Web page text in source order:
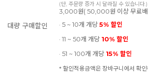
(단, 주문량 증가 시 달라질 수 있습니다.)
3,000원( 50,000원 이상 무료배
대량 구매할인 · 5 ~ 10개 개당5% 할인
· 11 ~ 50개 개당 10% 할인
· 51 ~ 100개 개당 15% 할인
* 할인적용금액은 장바구니에서 확